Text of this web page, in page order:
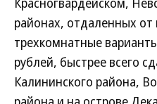
районах, отдаленных
трехкомнатные
рублей, быстрее всего
Калининского района,